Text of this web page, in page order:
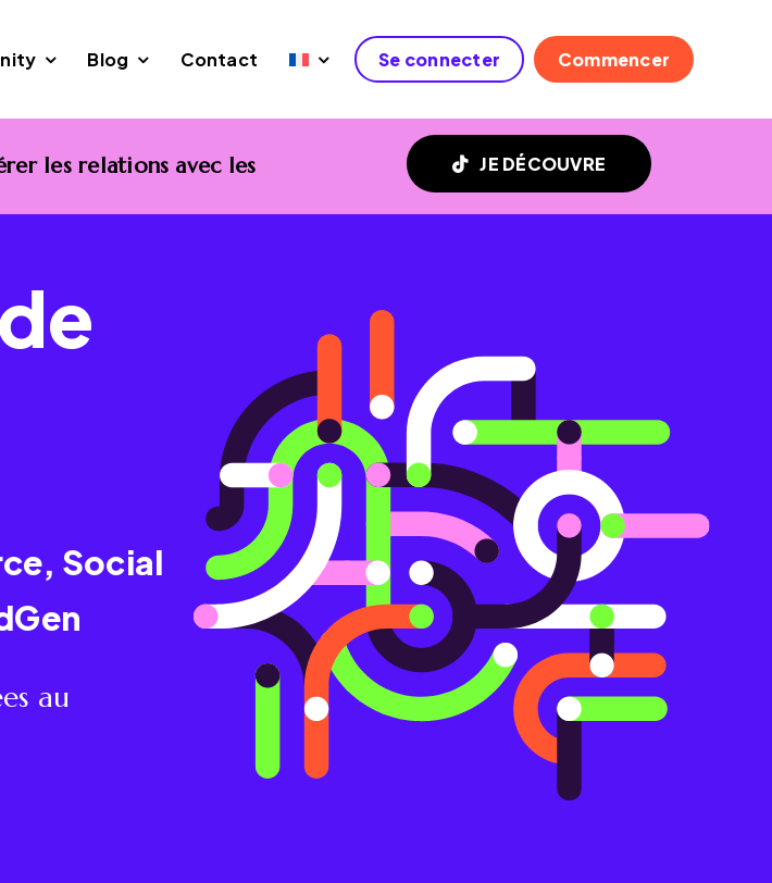
Blog Contact Se connecter Commencer
les relations avec les
JE DÉCOUVRE
Social
au